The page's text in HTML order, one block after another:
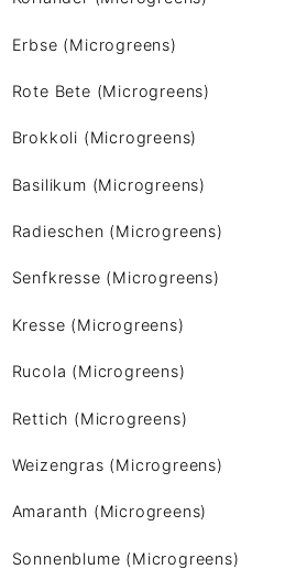
Erbse (Microgreens)
Rote Bete (Microgreens)
Brokkoli (Microgreens)
Basilikum (Microgreens)
Radieschen (Microgreens)
Senfkresse (Microgreens)
Kresse (Microgreens)
Rucola (Microgreens)
Rettich (Microgreens)
Weizengras (Microgreens)
Amaranth (Microgreens)
Sonnenblume (Microgreens)